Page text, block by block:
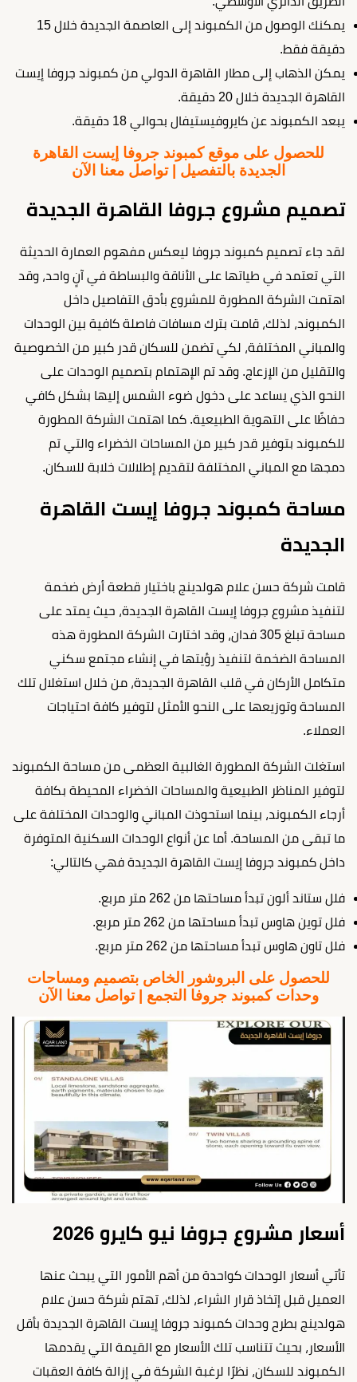
يمكنك الوصول من الكمبوند إلى العاصمة الجديدة خلال 15
دقيقة فقط.
يمكن الذهاب إلى مطار القاهرة الدولي من كمبوند جروفا إيست
القاهرة الجديدة خلال 20 دقيقة.
يبعد الكمبوند عن كايروفيستيفال بحوالي 18 دقيقة.
للحصول على موقع كمبوند جروفا إيست القاهرة
الجديدة بالتفصيل | تواصل معنا الآن
تصميم مشروع جروفا القاهرة الجديدة
لقد جاء تصميم كمبوند جروفا ليعكس مفهوم العمارة الحديثة
التي تعتمد في طياتها على الأناقة والبساطة في آنٍ واحد، وقد
اهتمت الشركة المطورة للمشروع بأدق التفاصيل داخل
الكمبوند، لذلك، قامت بترك مسافات فاصلة كافية بين الوحدات
والمباني المختلفة، لكي تضمن للسكان قدر كبير من الخصوصية
والتقليل من الإزعاج. وقد تم الإهتمام بتصميم الوحدات على
النحو الذي يساعد على دخول ضوء الشمس إليها بشكل كافي
حفاظًا على التهوية الطبيعية. كما اهتمت الشركة المطورة
للكمبوند بتوفير قدر كبير من المساحات الخضراء والتي تم
دمجها مع المباني المختلفة لتقديم إطلالات خلابة للسكان.
مساحة كمبوند جروفا إيست القاهرة
الجديدة
قامت شركة حسن علام هولدينج باختيار قطعة أرض ضخمة
لتنفيذ مشروع جروفا إيست القاهرة الجديدة، حيث يمتد على
مساحة تبلغ 305 فدان، وقد اختارت الشركة المطورة هذه
المساحة الضخمة لتنفيذ رؤيتها في إنشاء مجتمع سكني
متكامل الأركان في قلب القاهرة الجديدة، من خلال استغلال تلك
المساحة وتوزيعها على النحو الأمثل لتوفير كافة احتياجات
العملاء.
استغلت الشركة المطورة الغالبية العظمى من مساحة الكمبوند
لتوفير المناظر الطبيعية والمساحات الخضراء المحيطة بكافة
أرجاء الكمبوند، بينما استحوذت المباني والوحدات المختلفة على
ما تبقى من المساحة. أما عن أنواع الوحدات السكنية المتوفرة
داخل كمبوند جروفا إيست القاهرة الجديدة فهي كالتالي:
فلل ستاند ألون تبدأ مساحتها من 262 متر مربع.
فلل توين هاوس تبدأ مساحتها من 262 متر مربع.
فلل تاون هاوس تبدأ مساحتها من 262 متر مربع.
للحصول على البروشور الخاص بتصميم ومساحات
وحدات كمبوند جروفا التجمع | تواصل معنا الآن
أسعار مشروع جروفا نيو كايرو 2026
تأتي أسعار الوحدات كواحدة من أهم الأمور التي يبحث عنها
العميل قبل إتخاذ قرار الشراء، لذلك، تهتم شركة حسن علام
هولدينج بطرح وحدات كمبوند جروفا إيست القاهرة الجديدة بأقل
الأسعار، بحيث تتناسب تلك الأسعار مع القيمة التي يقدمها
الكمبوند للسكان، نظرًا لرغبة الشركة في إزالة كافة العقبات